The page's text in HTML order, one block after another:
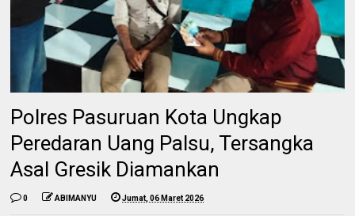
Polres Pasuruan Kota Ungkap
Peredaran Uang Palsu, Tersangka
Asal Gresik Diamankan
0 ABIMANYU Jumat, 06 Maret 2026